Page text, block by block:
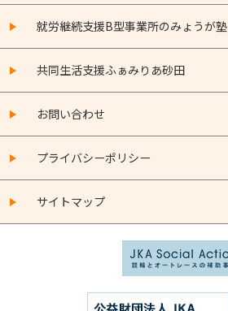
就労継続支援B型事業所のみょうが塾
共同生活支援ふぁみりあ砂田
お問い合わせ
プライバシーポリシー
サイトマップ